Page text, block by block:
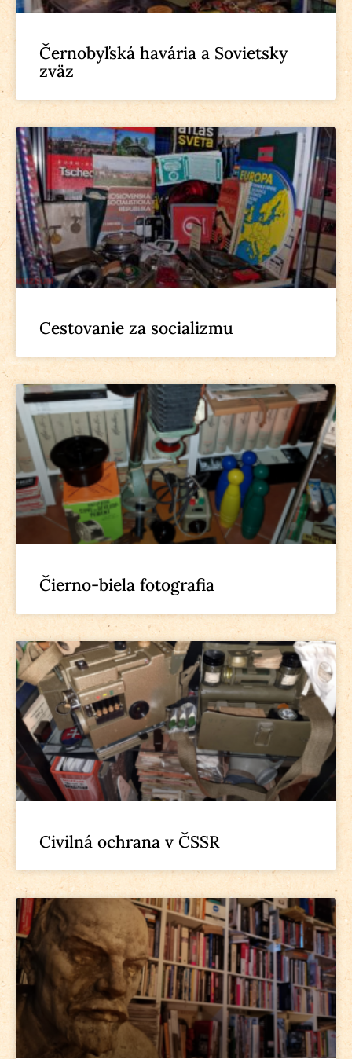
Černobyľská havária a Sovietsky
zväz
Cestovanie za socializmu
Čierno-biela fotografia
Civilná ochrana v ČSSR